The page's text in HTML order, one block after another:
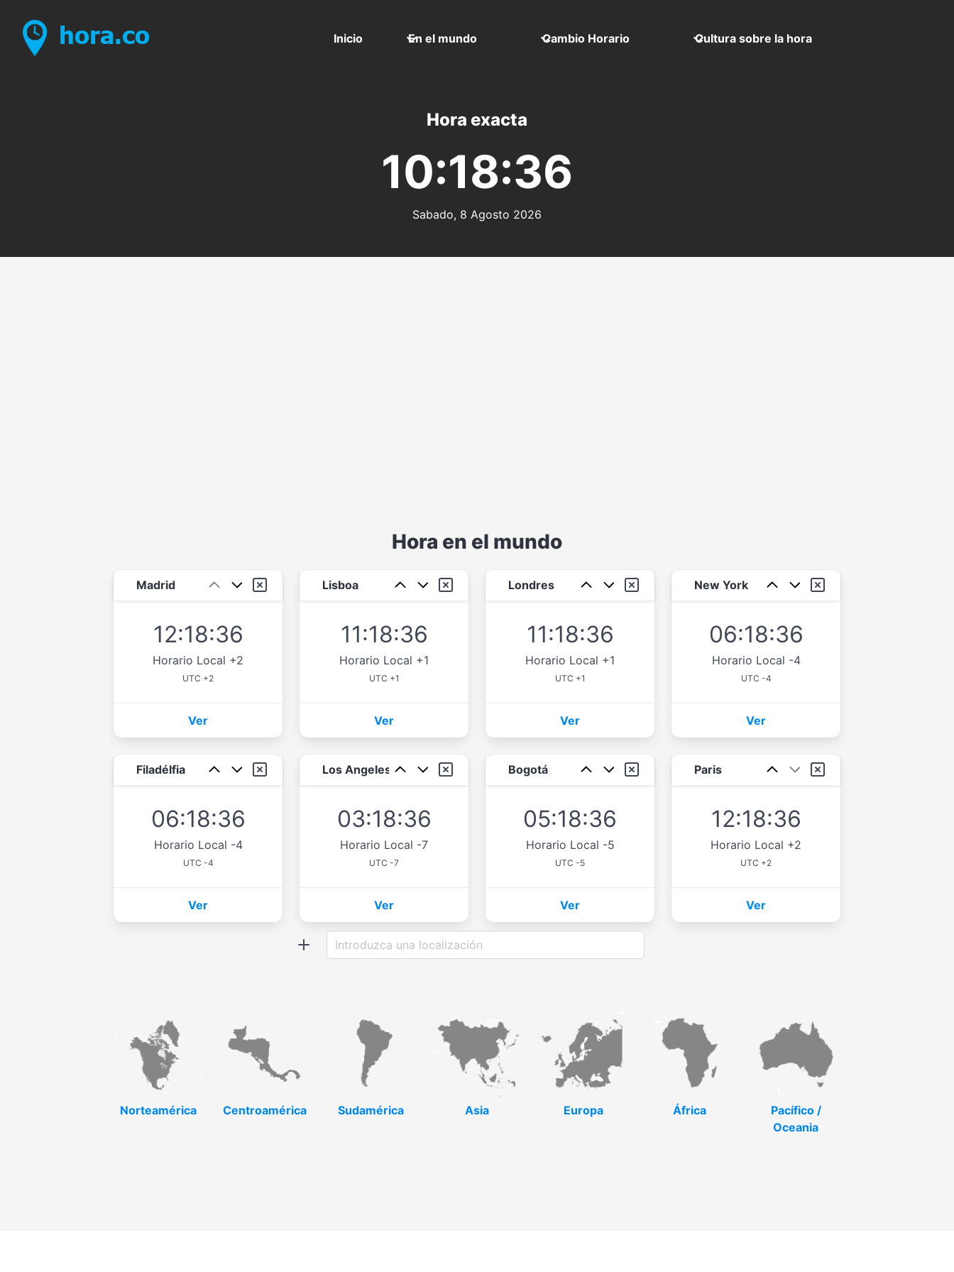
Inicio En el mundo Cambio Horario Cultura sobre la hora
Hora exacta
10:18:36
Sabado, 8 Agosto 2026
Hora en el mundo
Madrid
12:18:36
Horario Local +2
UTC +2
Ver
Lisboa
11:18:36
Horario Local +1
UTC +1
Ver
Londres
11:18:36
Horario Local +1
UTC +1
Ver
New York
06:18:36
Horario Local -4
UTC -4
Ver
Filadélfia
06:18:36
Horario Local -4
UTC -4
Ver
Los Angeles
03:18:36
Horario Local -7
UTC -7
Ver
Bogotá
05:18:36
Horario Local -5
UTC -5
Ver
Paris
12:18:36
Horario Local +2
UTC +2
Ver
Norteamérica Centroamérica Sudamérica Asia Europa África
Pacífico /
Oceania